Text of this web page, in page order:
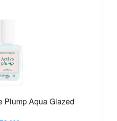
Plump Aqua Glazed